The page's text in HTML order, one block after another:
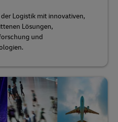
Logistik mit innovativen,
Lösungen,
und